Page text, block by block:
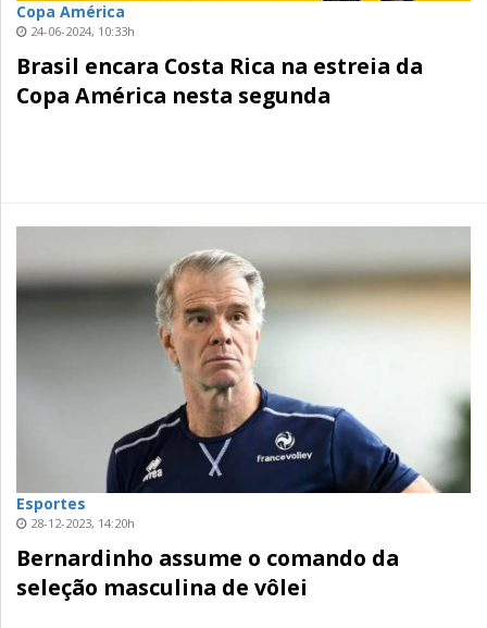
Copa América
24-06-2024, 10:33h
Brasil encara Costa Rica na estreia da
Copa América nesta segunda
Esportes
28-12-2023, 14:20h
Bernardinho assume o comando da
seleção masculina de vôlei